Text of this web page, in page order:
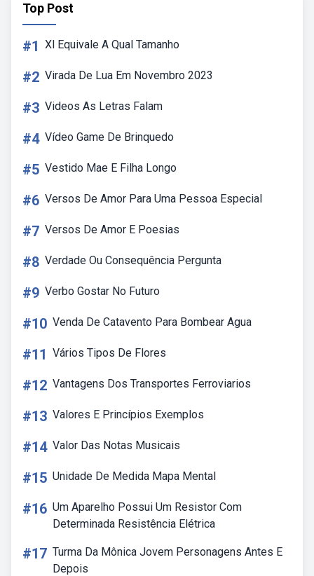
Top Post
#1 Xl Equivale A Qual Tamanho
#2 Virada De Lua Em Novembro 2023
#3 Videos As Letras Falam
#4 Vídeo Game De Brinquedo
#5 Vestido Mae E Filha Longo
#6 Versos De Amor Para Uma Pessoa Especial
#7 Versos De Amor E Poesias
#8 Verdade Ou Consequência Pergunta
#9 Verbo Gostar No Futuro
#10 Venda De Catavento Para Bombear Agua
#11 Vários Tipos De Flores
#12 Vantagens Dos Transportes Ferroviarios
#13 Valores E Princípios Exemplos
#14 Valor Das Notas Musicais
#15 Unidade De Medida Mapa Mental
#16 Um Aparelho Possui Um Resistor Com
Determinada Resistência Elétrica
#17 Turma Da Mônica Jovem Personagens Antes E
Depois